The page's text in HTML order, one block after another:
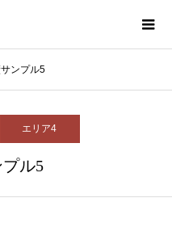
ンプル5
エリア4
ル5